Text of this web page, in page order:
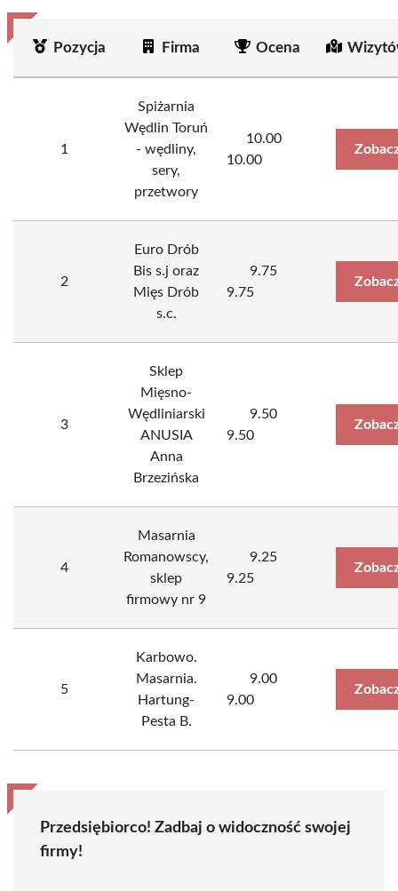
Pozycja Firma Ocena
1
Spiżarnia
Wędlin Toruń
- wędliny,
sery,
przetwory
10.00
10.00
2
Euro Drób
Bis s.j oraz
Mięs Drób
s.c.
9.75
9.75
3
Sklep
Mięsno-
Wędliniarski
ANUSIA
Anna
Brzezińska
9.50
9.50
4
Masarnia
Romanowscy,
sklep
firmowy nr 9
9.25
9.25
5
Karbowo.
Masarnia.
Hartung-
Pesta B.
9.00
9.00
Przedsiębiorco! Zadbaj o widoczność swojej
firmy!